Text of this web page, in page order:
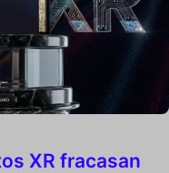
XR fracasan